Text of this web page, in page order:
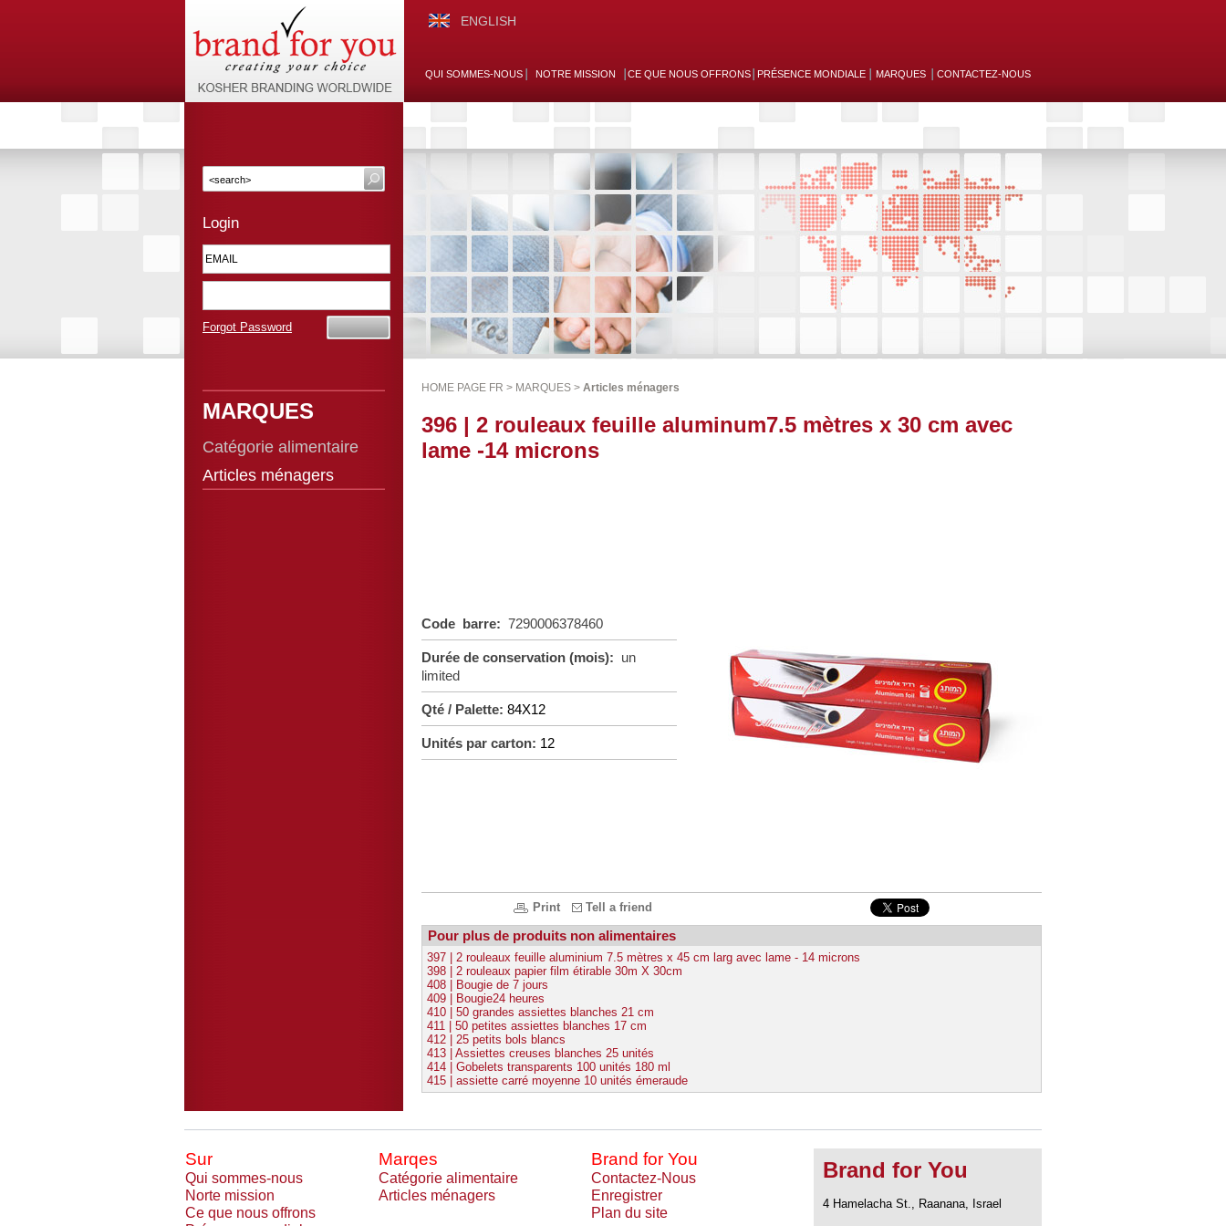
ENGLISH
QUI SOMMES-NOUS NOTRE MISSION CE QUE NOUS OFFRONS PRÉSENCE MONDIALE MARQUES CONTACTEZ-NOUS
Login
Forgot Password
MARQUES
Catégorie alimentaire
Articles ménagers
HOME PAGE FR > MARQUES > Articles ménagers
396 | 2 rouleaux feuille aluminum7.5 mètres x 30 cm avec
lame -14 microns
Code barre: 7290006378460
Durée de conservation (mois): un
limited
Qté / Palette: 84X12
Unités par carton: 12
Print Tell a friend
Pour plus de produits non alimentaires
397 | 2 rouleaux feuille aluminium 7.5 mètres x 45 cm larg avec lame - 14 microns
398 | 2 rouleaux papier film étirable 30m X 30cm
408 | Bougie de 7 jours
409 | Bougie24 heures
410 | 50 grandes assiettes blanches 21 cm
411 | 50 petites assiettes blanches 17 cm
412 | 25 petits bols blancs
413 | Assiettes creuses blanches 25 unités
414 | Gobelets transparents 100 unités 180 ml
415 | assiette carré moyenne 10 unités émeraude
Sur Marqes Brand for You
Qui sommes-nous Catégorie alimentaire
Contactez-Nous
Norte mission
Articles ménagers
Enregistrer
Ce que nous offrons
Plan du site
Brand for You
4 Hamelacha St., Raanana, Israel